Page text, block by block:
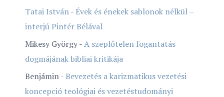
Tatai István- Évek és énekek sablonok nélkül –
interjú Pintér Bélával
Mikesy György-A szeplőtelen fogantatás
dogmájának bibliai kritikája
Benjámin-Bevezetés a karizmatikus vezetési
koncepció teológiai és vezetéstudományi